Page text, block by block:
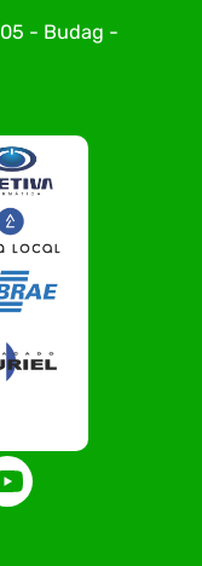
- Budag -